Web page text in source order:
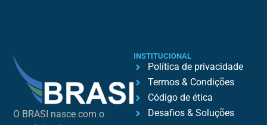
O BRASI nasce com o
INSTITUCIONAL
Política de privacidade
Termos & Condições
Código de ética
Desafios & Soluções